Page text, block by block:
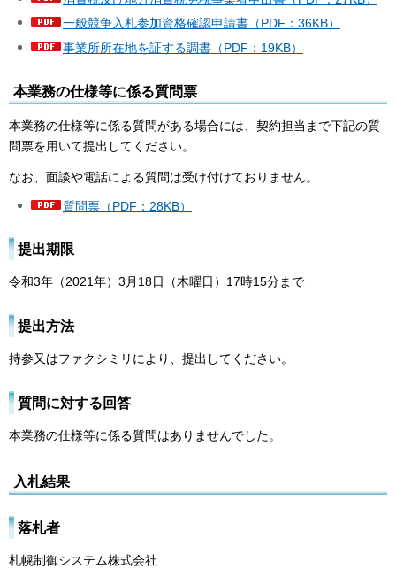
一般競争入札参加資格確認申請書（PDF：36KB）
事業所所在地を証する調書（PDF：19KB）
本業務の仕様等に係る質問票
本業務の仕様等に係る質問がある場合には、契約担当まで下記の質
問票を用いて提出してください。
なお、面談や電話による質問は受け付けておりません。
質問票（PDF：28KB）
提出期限
令和3年（2021年）3月18日（木曜日）17時15分まで
提出方法
持参又はファクシミリにより、提出してください。
質問に対する回答
本業務の仕様等に係る質問はありませんでした。
入札結果
落札者
札幌制御システム株式会社